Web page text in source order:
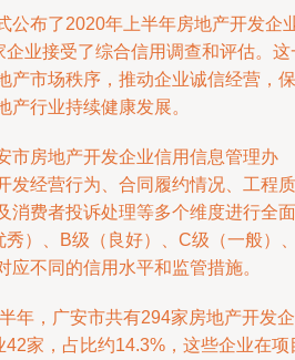
公布了2020年上半年房地产开发企
业接受了综合信用调查和评估。这
产市场秩序，推动企业诚信经营，保
行业持续健康发展。
市房地产开发企业信用信息管理办
发经营行为、合同履约情况、工程质
消费者投诉处理等多个维度进行全面
）、B级（良好）、C级（一般）
不同的信用水平和监管措施。
年，广安市共有294家房地产开发企
家，占比约14.3%，这些企业在项